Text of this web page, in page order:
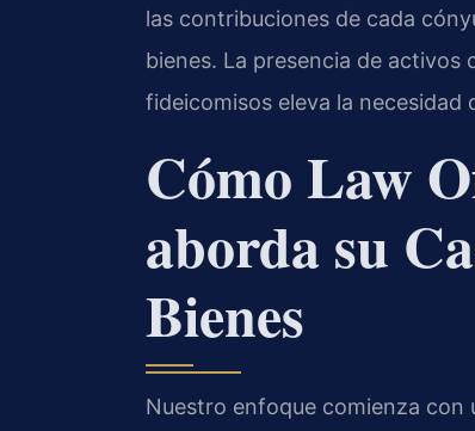
las contribuciones de cada
bienes. La presencia de
fideicomisos eleva la necesidad
Cómo Law
aborda su
Bienes
Nuestro enfoque comienza con